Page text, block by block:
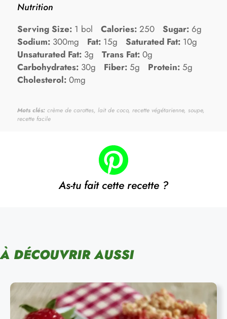
Nutrition
Serving Size: 1 bol Calories: 250 Sugar: 6g
Sodium: 300mg Fat: 15g Saturated Fat: 10g
Unsaturated Fat: 3g Trans Fat: 0g
Carbohydrates: 30g Fiber: 5g Protein: 5g
Cholesterol: 0mg
Mots clés: crème de carottes, lait de coco, recette végétarienne, soupe,
recette facile
As-tu fait cette recette ?
À DÉCOUVRIR AUSSI